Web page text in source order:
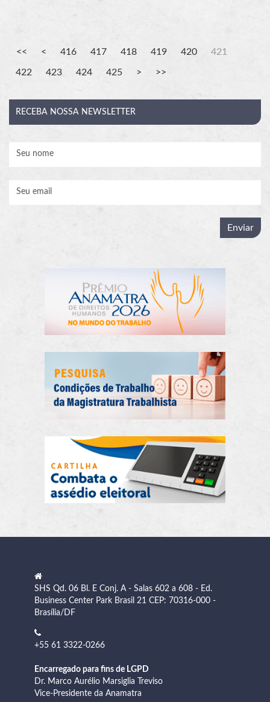
416 417 418 419 420 421
422 423 424 425
RECEBA NOSSA NEWSLETTER
SHS Qd. 06 Bl. E Conj. A - Salas 602 a 608 - Ed.
Business Center Park Brasil 21 CEP: 70316-000 -
Brasília/DF
+55 61 3322-0266
Encarregado para fins de LGPD
Dr. Marco Aurélio Marsiglia Treviso
Vice-Presidente da Anamatra